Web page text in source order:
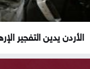
الأردن يدين التفجير